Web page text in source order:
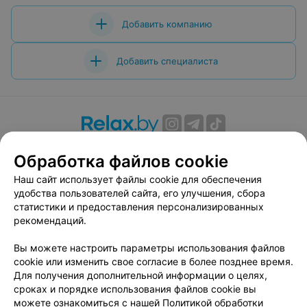
Добавить компанию
Добавить специалиста
Вакансии
Публичный договор
Способы оплаты
Публичный договор по использованию сервиса
«Афиша»
Пользовательское соглашение
Связаться по вопросам сотрудничества
Написать руководителю relax.by
Персональные настройки cookie
Обработка файлов cookie
Наш сайт использует файлы cookie для обеспечения
удобства пользователей сайта, его улучшения, сбора
статистики и предоставления персонализированных
рекомендаций.
Вы можете настроить параметры использования файлов
cookie или изменить свое согласие в более позднее время.
Для получения дополнительной информации о целях,
сроках и порядке использования файлов cookie вы
можете ознакомиться с нашей Политикой обработки